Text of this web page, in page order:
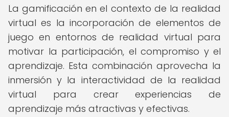
La gamificación en el contexto de la realidad
virtual es la incorporación de elementos de
juego en entornos de realidad virtual para
motivar la participación, el compromiso y el
aprendizaje. Esta combinación aprovecha la
inmersión y la interactividad de la realidad
virtual para crear experiencias de
aprendizaje más atractivas y efectivas.